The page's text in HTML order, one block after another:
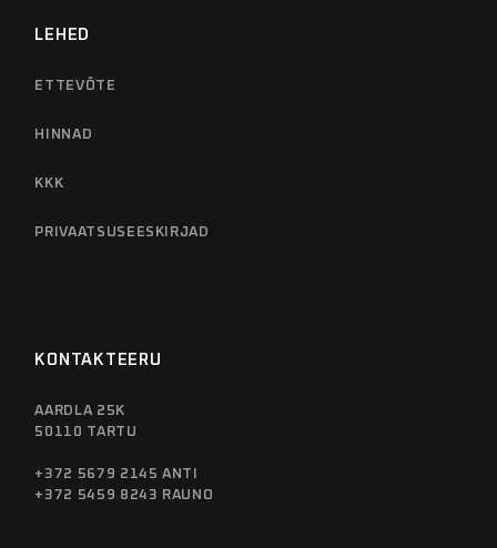
LEHED
ETTEVÕTE
HINNAD
KKK
PRIVAATSUSEESKIRJAD
KONTAKTEERU
AARDLA 25K
50110 TARTU
+372 5679 2145 ANTI
+372 5459 8243 RAUNO